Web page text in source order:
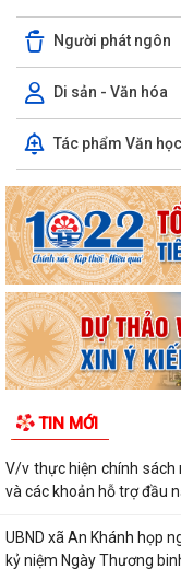
Người phát ngôn
Di sản - Văn hóa
Tác phẩm Văn
TIN MỚI
V/v thực hiện chính sách
và các khoản hỗ trợ đầu
UBND xã An Khánh họp
kỷ niệm Ngày Thương binh